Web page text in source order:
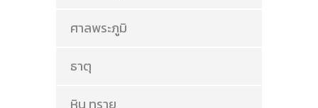
ศาลพระภูมิ
ธาตุ
หิน ทราย